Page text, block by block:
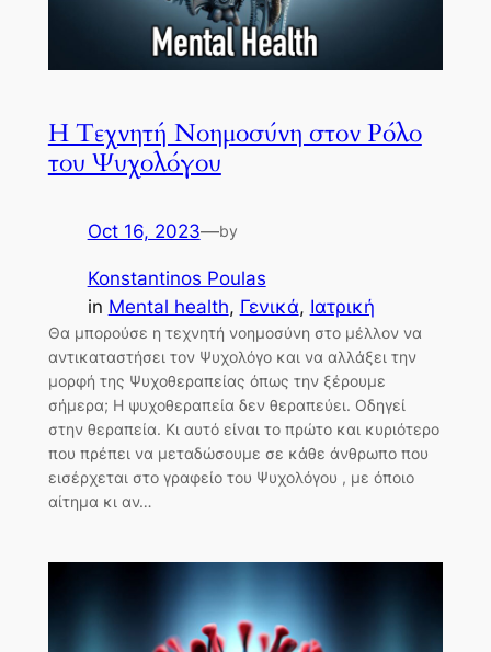
Η Τεχνητή Νοημοσύνη στον Ρόλο
του Ψυχολόγου
Oct 16, 2023—by
Konstantinos Poulas
in Mental health, Γενικά, Ιατρική
Θα μπορούσε η τεχνητή νοημοσύνη στο μέλλον να
αντικαταστήσει τον Ψυχολόγο και να αλλάξει την
μορφή της Ψυχοθεραπείας όπως την ξέρουμε
σήμερα; Η ψυχοθεραπεία δεν θεραπεύει. Οδηγεί
στην θεραπεία. Κι αυτό είναι το πρώτο και κυριότερο
που πρέπει να μεταδώσουμε σε κάθε άνθρωπο που
εισέρχεται στο γραφείο του Ψυχολόγου , με όποιο
αίτημα κι αν…